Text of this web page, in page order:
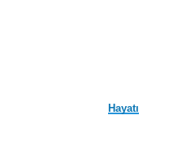
Hayatı